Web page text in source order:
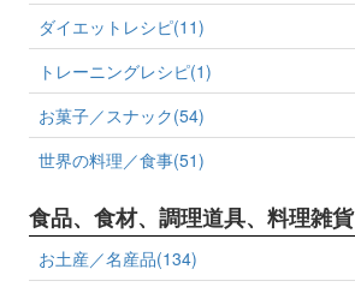
ダイエットレシピ(11)
トレーニングレシピ(1)
お菓子／スナック(54)
世界の料理／食事(51)
食品、食材、調理道具、料理雑貨
お土産／名産品(134)